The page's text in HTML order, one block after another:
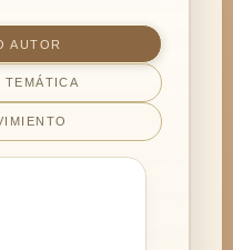
AUTOR
TEMÁTICA